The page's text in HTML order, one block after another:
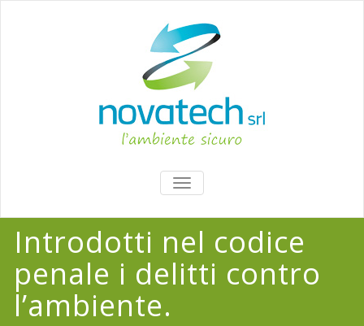
TOGGLE
NAVIGATION
Introdotti nel codice
penale i delitti contro
l’ambiente.